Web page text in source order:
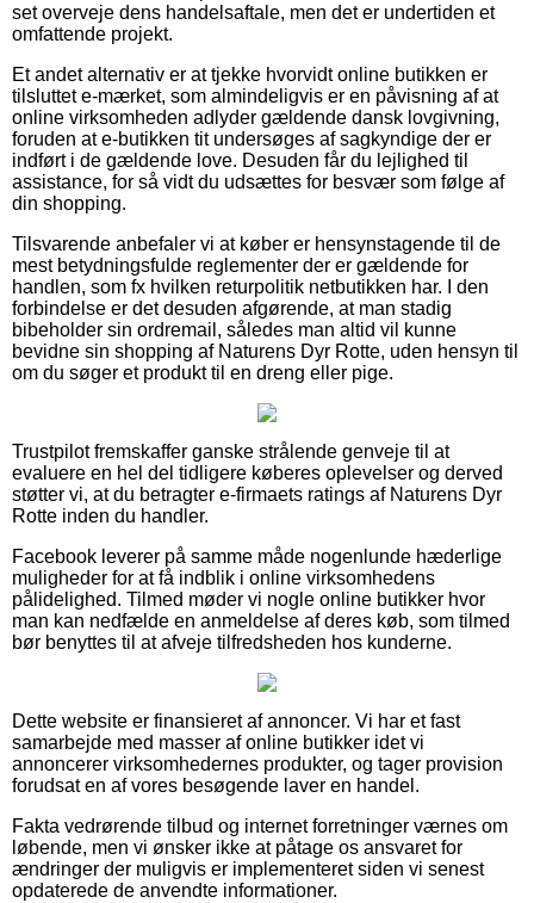
set overveje dens handelsaftale, men det er undertiden et
omfattende projekt.
Et andet alternativ er at tjekke hvorvidt online butikken er
tilsluttet e-mærket, som almindeligvis er en påvisning af at
online virksomheden adlyder gældende dansk lovgivning,
foruden at e-butikken tit undersøges af sagkyndige der er
indført i de gældende love. Desuden får du lejlighed til
assistance, for så vidt du udsættes for besvær som følge af
din shopping.
Tilsvarende anbefaler vi at køber er hensynstagende til de
mest betydningsfulde reglementer der er gældende for
handlen, som fx hvilken returpolitik netbutikken har. I den
forbindelse er det desuden afgørende, at man stadig
bibeholder sin ordremail, således man altid vil kunne
bevidne sin shopping af Naturens Dyr Rotte, uden hensyn til
om du søger et produkt til en dreng eller pige.
Trustpilot fremskaffer ganske strålende genveje til at
evaluere en hel del tidligere køberes oplevelser og derved
støtter vi, at du betragter e-firmaets ratings af Naturens Dyr
Rotte inden du handler.
Facebook leverer på samme måde nogenlunde hæderlige
muligheder for at få indblik i online virksomhedens
pålidelighed. Tilmed møder vi nogle online butikker hvor
man kan nedfælde en anmeldelse af deres køb, som tilmed
bør benyttes til at afveje tilfredsheden hos kunderne.
Dette website er finansieret af annoncer. Vi har et fast
samarbejde med masser af online butikker idet vi
annoncerer virksomhedernes produkter, og tager provision
forudsat en af vores besøgende laver en handel.
Fakta vedrørende tilbud og internet forretninger værnes om
løbende, men vi ønsker ikke at påtage os ansvaret for
ændringer der muligvis er implementeret siden vi senest
opdaterede de anvendte informationer.